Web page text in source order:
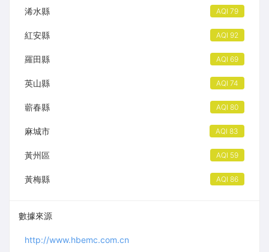
浠水縣 AQI 79
紅安縣 AQI 92
羅田縣 AQI 69
英山縣 AQI 74
蘄春縣 AQI 80
麻城市 AQI 83
黃州區 AQI 59
黃梅縣 AQI 86
數據來源
http://www.hbemc.com.cn